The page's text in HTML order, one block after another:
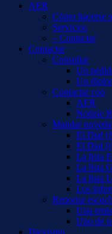
AER
Cómo hacerse
Servicios
– Contactar
Contactar
Consultar
Un
Un
Contactar con
AER
Notizie
Mandar
El Dial
El Dial
La lista
La lista
La lista
Los
Reportar
Una
Uno de